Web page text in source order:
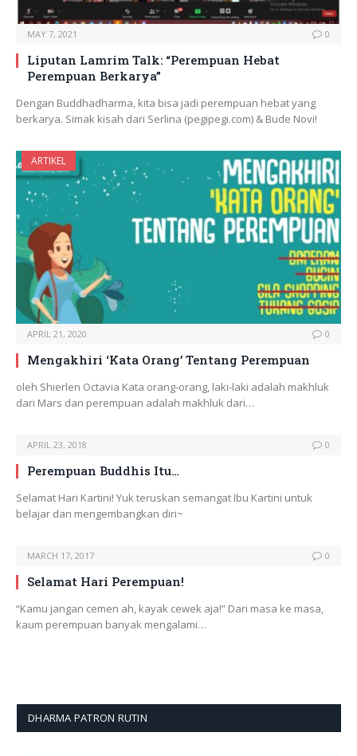
MAY 7, 2021 0
Liputan Lamrim Talk: “Perempuan Hebat
Perempuan Berkarya”
Dengan Buddhadharma, kita bisa jadi perempuan hebat yang
berkarya. Simak kisah dari Serlina (pegipegi.com) & Bude Novi!
ARTIKEL
APRIL 21, 2020 0
Mengakhiri ‘Kata Orang’ Tentang Perempuan
oleh Shierlen Octavia Kata orang-orang, laki-laki adalah makhluk
dari Mars dan perempuan adalah makhluk dari…
APRIL 23, 2018 0
Perempuan Buddhis Itu…
Selamat Hari Kartini! Yuk teruskan semangat Ibu Kartini untuk
belajar dan mengembangkan diri~
MARCH 17, 2017 0
Selamat Hari Perempuan!
“Kamu jangan cemen ah, kayak cewek aja!” Dari masa ke masa,
kaum perempuan banyak mengalami…
DHARMA PATRON RUTIN